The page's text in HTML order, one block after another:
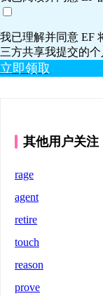
我已理解并同意 EF
三方共享我提交的个
立即领取
其他用户关注
rage
agent
retire
touch
reason
prove